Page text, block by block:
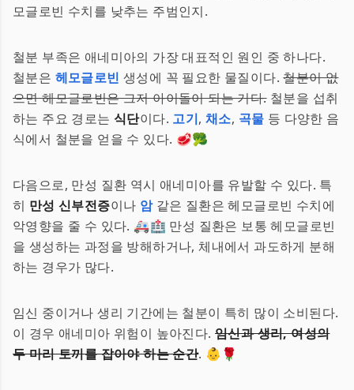
모글로빈 수치를 낮추는 주범인지.
철분 부족은 애네미아의 가장 대표적인 원인 중 하나다.
철분은 헤모글로빈 생성에 꼭 필요한 물질이다.철분이 없
으면 헤모글로빈은 그저 아이돌이 되는 거다.철분을 섭취
하는 주요 경로는 식단이다. 고기,채소, 곡물 등 다양한 음
식에서 철분을 얻을 수 있다. 🥩🥦
다음으로, 만성 질환 역시 애네미아를 유발할 수 있다. 특
히 만성 신부전증이나 암같은 질환은 헤모글로빈 수치에
악영향을 줄 수 있다. 🚑🏥 만성 질환은 보통 헤모글로빈
을 생성하는 과정을 방해하거나, 체내에서 과도하게 분해
하는 경우가 많다.
임신 중이거나 생리 기간에는 철분이 특히 많이 소비된다.
이 경우 애네미아 위험이 높아진다. 임신과 생리, 여성의
두 마리 토끼를 잡아야 하는 순간. 👶🌹